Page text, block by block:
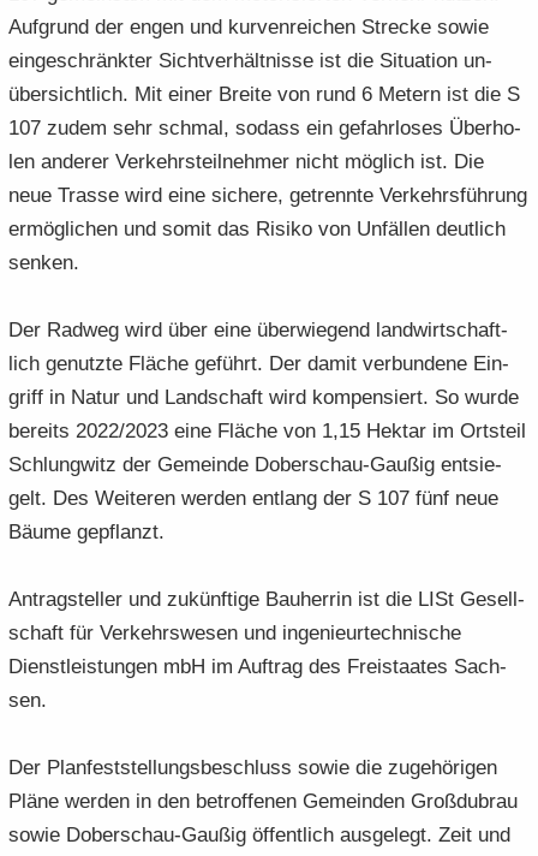
Auf­grund der engen und kur­ven­rei­chen Stre­cke sowie
ein­ge­schränk­ter Sicht­ver­hält­nis­se ist die Si­tua­ti­on un­
über­sicht­lich. Mit einer Brei­te von rund 6 Me­tern ist die S
107 zudem sehr schmal, so­dass ein ge­fahr­lo­ses Über­ho­
len an­de­rer Ver­kehrs­teil­neh­mer nicht mög­lich ist. Die
neue Tras­se wird eine si­che­re, ge­trenn­te Ver­kehrs­füh­rung
er­mög­li­chen und somit das Ri­si­ko von Un­fäl­len deut­lich
sen­ken.
Der Rad­weg wird über eine über­wie­gend land­wirt­schaft­
lich ge­nutz­te Flä­che ge­führt. Der damit ver­bun­de­ne Ein­
griff in Natur und Land­schaft wird kom­pen­siert. So wurde
be­reits 2022/2023 eine Flä­che von 1,15 Hekt­ar im Orts­teil
Schlung­witz der Ge­mein­de Doberschau-​Gaußig ent­sie­
gelt. Des Wei­te­ren wer­den ent­lang der S 107 fünf neue
Bäume ge­pflanzt.
An­trag­stel­ler und zu­künf­ti­ge Bau­her­rin ist die LISt Ge­sell­
schaft für Ver­kehrs­we­sen und in­ge­nieur­tech­ni­sche
Dienst­leis­tun­gen mbH im Auf­trag des Frei­staa­tes Sach­
sen.
Der Plan­fest­stel­lungs­be­schluss sowie die zu­ge­hö­ri­gen
Pläne wer­den in den be­trof­fe­nen Ge­mein­den Groß­du­brau
sowie Doberschau-​Gaußig öf­fent­lich aus­ge­legt. Zeit und